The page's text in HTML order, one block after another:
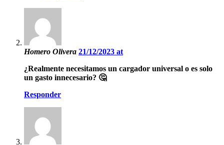
Homero Olivera 21/12/2023 at
¿Realmente necesitamos un cargador universal o es solo
un gasto innecesario? 🤔
Responder